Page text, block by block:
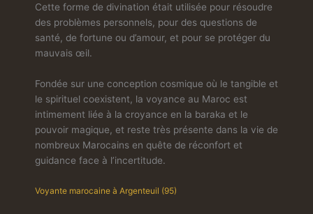
Cette forme de divination était utilisée pour résoudre
des problèmes personnels, pour des questions de
santé, de fortune ou d’amour, et pour se protéger du
mauvais œil.
Fondée sur une conception cosmique où le tangible et
le spirituel coexistent, la voyance au Maroc est
intimement liée à la croyance en la baraka et le
pouvoir magique, et reste très présente dans la vie de
nombreux Marocains en quête de réconfort et
guidance face à l’incertitude.
Voyante marocaine à Argenteuil (95)